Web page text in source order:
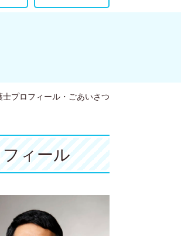
士プロフィール・ごあいさつ
ィール